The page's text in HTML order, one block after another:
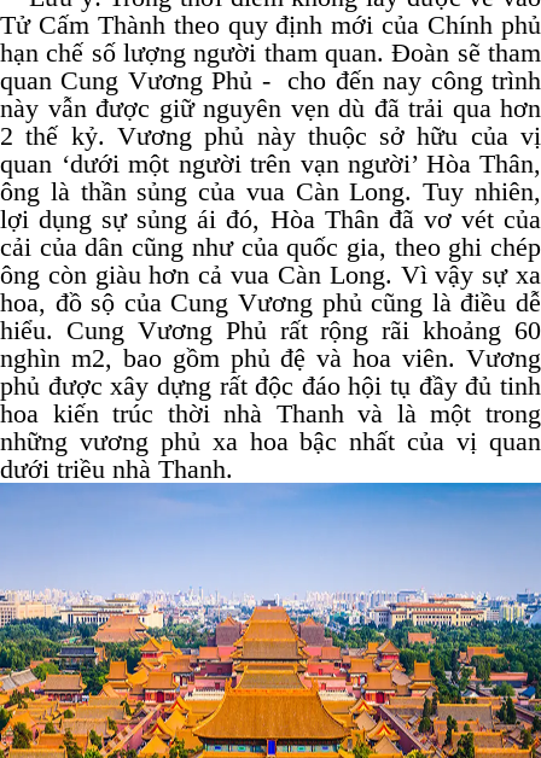
Tử Cấm Thành theo quy định mới của Chính phủ
hạn chế số lượng người tham quan. Đoàn sẽ tham
quan Cung Vương Phủ - cho đến nay công trình
này vẫn được giữ nguyên vẹn dù đã trải qua hơn
2 thế kỷ. Vương phủ này thuộc sở hữu của vị
quan ‘dưới một người trên vạn người’ Hòa Thân,
ông là thần sủng của vua Càn Long. Tuy nhiên,
lợi dụng sự sủng ái đó, Hòa Thân đã vơ vét của
cải của dân cũng như của quốc gia, theo ghi chép
ông còn giàu hơn cả vua Càn Long. Vì vậy sự xa
hoa, đồ sộ của Cung Vương phủ cũng là điều dễ
hiểu. Cung Vương Phủ rất rộng rãi khoảng 60
nghìn m2, bao gồm phủ đệ và hoa viên. Vương
phủ được xây dựng rất độc đáo hội tụ đầy đủ tinh
hoa kiến trúc thời nhà Thanh và là một trong
những vương phủ xa hoa bậc nhất của vị quan
dưới triều nhà Thanh.